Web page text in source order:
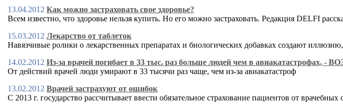
13.04.2012 Как можно застраховать cвое здоровье?
Всем известно, что здоровье нельзя купить. Но его можно застраховать. Редакция DELFI
15.03.2012 Лекарство от таблеток
Навязчивые ролики о лекарственных препаратах и биологических добавках создают
14.02.2012 Из-за врачей погибает в 33 тыс. раз больше людей чем в авиакатастрофах, -
От действий врачей люди умирают в 33 тысячи раз чаще, чем из-за авиакатастроф
13.02.2012 Врачей застрахуют от ошибок
С 2013 г. государство рассчитывает ввести обязательное страхование пациентов от